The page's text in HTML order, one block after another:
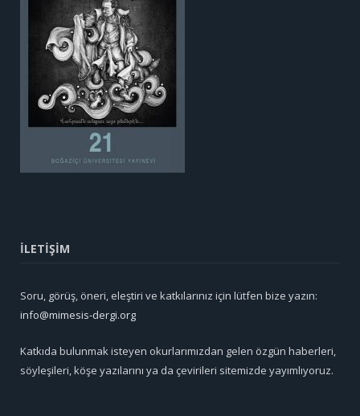
İLETİŞİM
Soru, görüş, öneri, eleştiri ve katkılarınız için lütfen bize yazın:
info@mimesis-dergi.org
Katkıda bulunmak isteyen okurlarımızdan gelen özgün haberleri,
söyleşileri, köşe yazılarını ya da çevirileri sitemizde yayımlıyoruz.